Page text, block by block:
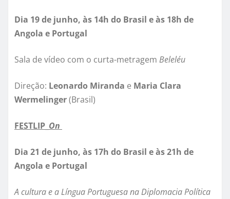
Dia 19 de junho, às 14h do Brasil e às 18h de
Angola e Portugal
Sala de vídeo com o curta-metragem Beleléu
Direção: Leonardo Miranda e Maria Clara
Wermelinger(Brasil)
FESTLIP_ On
Dia 21 de junho, às 17h do Brasil e às 21h de
Angola e Portugal
A cultura e a Língua Portuguesa na Diplomacia Política